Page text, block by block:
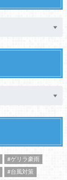
#ゲリラ豪雨
#台風対策